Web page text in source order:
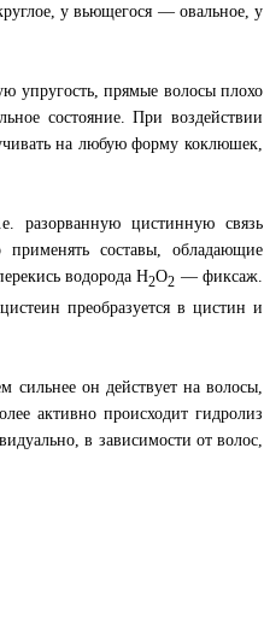
у вьющегося — овальное, у
упругость, прямые волосы плохо
состояние. При воздействии
на любую форму коклюшек,
разорванную цистинную связь
применять составы, обладающие
водорода H2O2 — фиксаж.
преобразуется в цистин и
сильнее он действует на волосы,
активно происходит гидролиз
в зависимости от волос,